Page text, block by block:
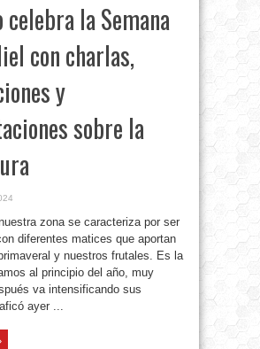
celebra la Semana
con charlas,
y
sobre la
zona se caracteriza por ser
diferentes matices que aportan
y nuestros frutales. Es la
al principio del año, muy
va intensificando sus
ayer ...